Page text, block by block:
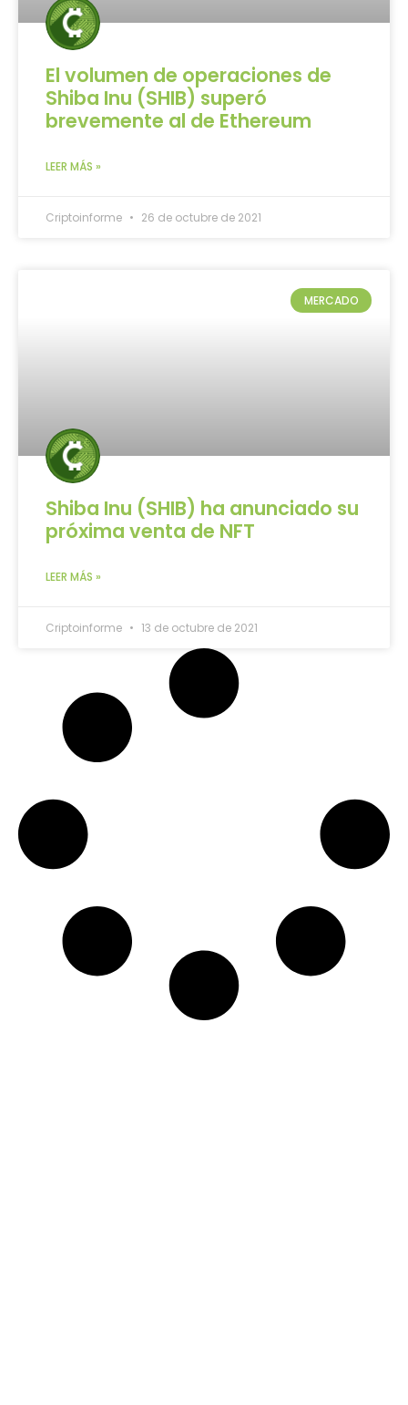
El volumen de operaciones de
Shiba Inu (SHIB) superó
brevemente al de Ethereum
LEER MÁS »
Criptoinforme 26 de octubre de 2021
MERCADO
Shiba Inu (SHIB) ha anunciado su
próxima venta de NFT
LEER MÁS »
Criptoinforme 13 de octubre de 2021